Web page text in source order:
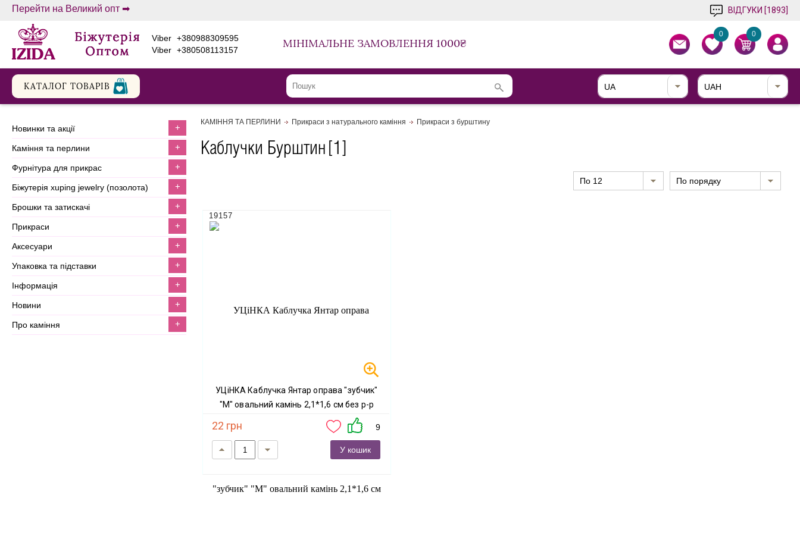
Перейти на Великий опт ➡ ВІДГУКИ [1893]
viber +380988309595
viber +380508113157 МІНІМАЛЬНЕ ЗАМОВЛЕННЯ 1000₴
0
0
КАТАЛОГ ТОВАРIВ UAH
UA
+
новинки та акції
+
каміння та перлини
+
фурнітура для прикрас
+
біжутерія xuping jewelry (позолота)
+
брошки та затискачі
+
прикраси
+
аксесуари
+
упаковка та підставки
+
інформація
+
новини
+
про каміння
КАМІННЯ ТА ПЕРЛИНИ Прикраси з натурального каміння Прикраси з бурштину
Каблучки Бурштин [1]
По порядку
по 12
УЦіНКА Каблучка Янтар оправа "зубчик"
"М" овальний камінь 2,1*1,6 см без р-р
19157
22 грн 9
У кошик